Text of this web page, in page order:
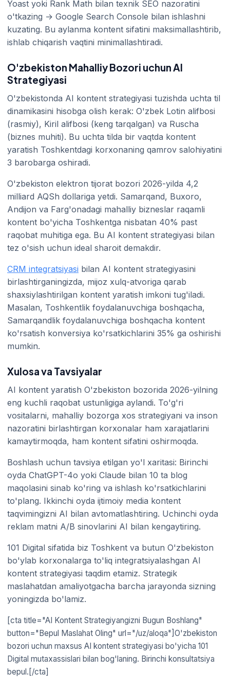
Yoast yoki Rank Math bilan texnik SEO nazoratini
o'tkazing → Google Search Console bilan ishlashni
kuzating. Bu aylanma kontent sifatini maksimallashtirib,
ishlab chiqarish vaqtini minimallashtiradi.
O'zbekiston Mahalliy Bozori uchun AI
Strategiyasi
O'zbekistonda AI kontent strategiyasi tuzishda uchta til
dinamikasini hisobga olish kerak: O'zbek Lotin alifbosi
(rasmiy), Kiril alifbosi (keng tarqalgan) va Ruscha
(biznes muhiti). Bu uchta tilda bir vaqtda kontent
yaratish Toshkentdagi korxonaning qamrov salohiyatini
3 barobarga oshiradi.
O'zbekiston elektron tijorat bozori 2026-yilda 4,2
milliard AQSh dollariga yetdi. Samarqand, Buxoro,
Andijon va Farg'onadagi mahalliy bizneslar raqamli
kontent bo'yicha Toshkentga nisbatan 40% past
raqobat muhitiga ega. Bu AI kontent strategiyasi bilan
tez o'sish uchun ideal sharoit demakdir.
CRM integratsiyasi bilan AI kontent strategiyasini
birlashtirganingizda, mijoz xulq-atvoriga qarab
shaxsiylashtirilgan kontent yaratish imkoni tug'iladi.
Masalan, Toshkentlik foydalanuvchiga boshqacha,
Samarqandlik foydalanuvchiga boshqacha kontent
ko'rsatish konversiya ko'rsatkichlarini 35% ga oshirishi
mumkin.
Xulosa va Tavsiyalar
AI kontent yaratish O'zbekiston bozorida 2026-yilning
eng kuchli raqobat ustunligiga aylandi. To'g'ri
vositalarni, mahalliy bozorga xos strategiyani va inson
nazoratini birlashtirgan korxonalar ham xarajatlarini
kamaytirmoqda, ham kontent sifatini oshirmoqda.
Boshlash uchun tavsiya etilgan yo'l xaritasi: Birinchi
oyda ChatGPT-4o yoki Claude bilan 10 ta blog
maqolasini sinab ko'ring va ishlash ko'rsatkichlarini
to'plang. Ikkinchi oyda ijtimoiy media kontent
taqvimingizni AI bilan avtomatlashtiring. Uchinchi oyda
reklam matni A/B sinovlarini AI bilan kengaytiring.
101 Digital sifatida biz Toshkent va butun O'zbekiston
bo'ylab korxonalarga to'liq integratsiyalashgan AI
kontent strategiyasi taqdim etamiz. Strategik
maslahatdan amaliyotgacha barcha jarayonda sizning
yoningizda bo'lamiz.
[cta title="AI Kontent Strategiyangizni Bugun Boshlang"
button="Bepul Maslahat Oling" url="/uz/aloqa"]O'zbekiston
bozori uchun maxsus AI kontent strategiyasi bo'yicha 101
Digital mutaxassislari bilan bog'laning. Birinchi konsultatsiya
bepul.[/cta]